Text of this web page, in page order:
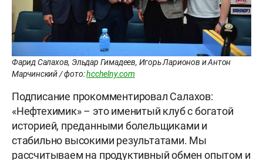
Фарид Салахов, Эльдар Гимадеев, Игорь Ларионов и Антон
Марчинский / фото:hcchelny.com
Подписание прокомментировал Салахов:
«Нефтехимик» – это именитый клуб с богатой
историей, преданными болельщиками и
стабильно высокими результатами. Мы
рассчитываем на продуктивный обмен опытом и